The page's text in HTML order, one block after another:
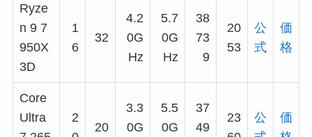
Ryze
n 9 7
950X
3D
1
6
32
4.2
0G
Hz
5.7
0G
Hz
38
73
9
20
53
公
式
価
格
Core
Ultra
2
20
3.3
0G
5.5
0G
37
49
23
公
価